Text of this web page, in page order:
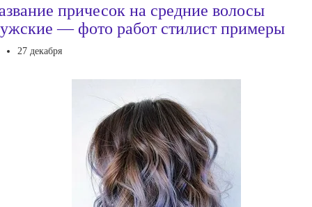
причесок на средние волосы
— фото работ стилист примеры
27 декабря